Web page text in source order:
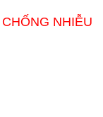
NHIỄU